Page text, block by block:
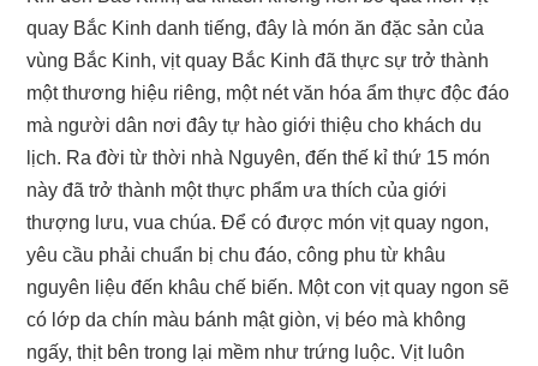
quay Bắc Kinh danh tiếng, đây là món ăn đặc sản của
vùng Bắc Kinh, vịt quay Bắc Kinh đã thực sự trở thành
một thương hiệu riêng, một nét văn hóa ẩm thực độc đáo
mà người dân nơi đây tự hào giới thiệu cho khách du
lịch. Ra đời từ thời nhà Nguyên, đến thế kỉ thứ 15 món
này đã trở thành một thực phẩm ưa thích của giới
thượng lưu, vua chúa. Để có được món vịt quay ngon,
yêu cầu phải chuẩn bị chu đáo, công phu từ khâu
nguyên liệu đến khâu chế biến. Một con vịt quay ngon sẽ
có lớp da chín màu bánh mật giòn, vị béo mà không
ngấy, thịt bên trong lại mềm như trứng luộc. Vịt luôn